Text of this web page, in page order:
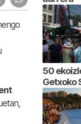
50
Getxoko